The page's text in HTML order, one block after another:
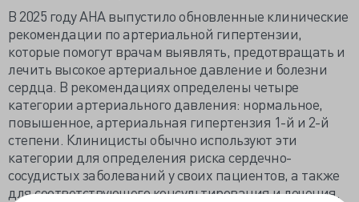
В 2025 году AHA выпустило обновленные клинические
рекомендации по артериальной гипертензии,
которые помогут врачам выявлять, предотвращать и
лечить высокое артериальное давление и болезни
сердца. В рекомендациях определены четыре
категории артериального давления: нормальное,
повышенное, артериальная гипертензия 1-й и 2-й
степени. Клиницисты обычно используют эти
категории для определения риска сердечно-
сосудистых заболеваний у своих пациентов, а также
для соответствующего консультирования и лечения.